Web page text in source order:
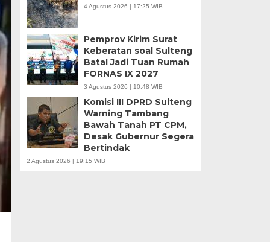
4 Agustus 2026 | 17:25 WIB
Pemprov Kirim Surat
Keberatan soal Sulteng
Batal Jadi Tuan Rumah
FORNAS IX 2027
3 Agustus 2026 | 10:48 WIB
Komisi III DPRD Sulteng
Warning Tambang
Bawah Tanah PT CPM,
Desak Gubernur Segera
Bertindak
2 Agustus 2026 | 19:15 WIB